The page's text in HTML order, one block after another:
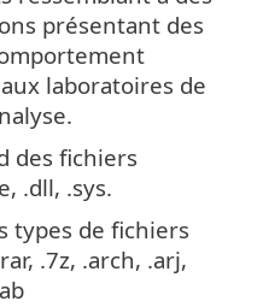
présentant des
laboratoires de
des fichiers
.dll, .sys.
types de fichiers
.7z, .arch, .arj,